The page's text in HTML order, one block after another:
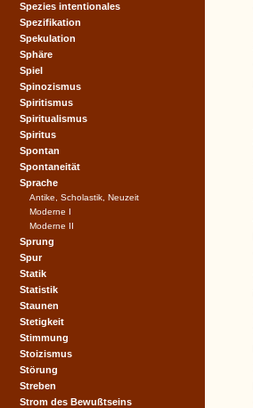
Spezies intentionales
Spezifikation
Spekulation
Sphäre
Spiel
Spinozismus
Spiritismus
Spiritualismus
Spiritus
Spontan
Spontaneität
Sprache
Antike, Scholastik, Neuzeit
Moderne I
Moderne II
Sprung
Spur
Statik
Statistik
Staunen
Stetigkeit
Stimmung
Stoizismus
Störung
Streben
Strom des Bewußtseins